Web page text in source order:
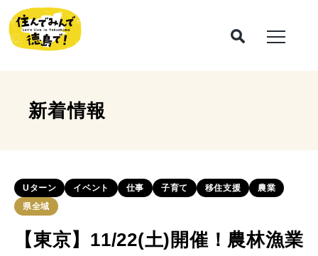
新着情報
Uターン イベント 仕事 子育て 移住支援
農業
県全域
【東京】11/22(土)開催！農林漁業